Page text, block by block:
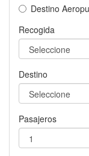
Destino
Recogida
Destino
Pasajeros